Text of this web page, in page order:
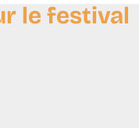
le festival